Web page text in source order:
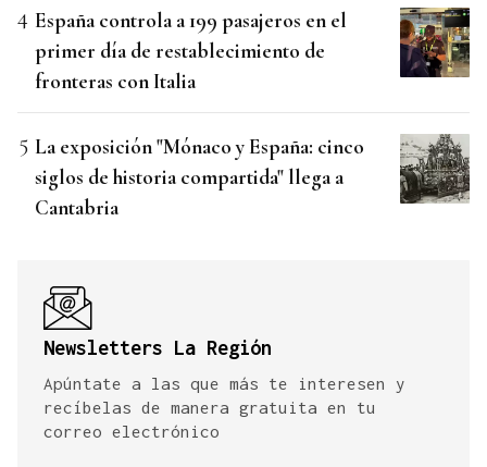
España controla a 199 pasajeros en el
primer día de restablecimiento de
fronteras con Italia
La exposición "Mónaco y España: cinco
siglos de historia compartida" llega a
Cantabria
Newsletters La Región
Apúntate a las que más te interesen y
recíbelas de manera gratuita en tu
correo electrónico